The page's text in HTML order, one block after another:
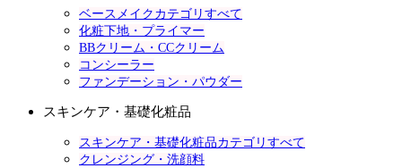
ベースメイクカテゴリすべて
化粧下地・プライマー
BBクリーム・CCクリーム
コンシーラー
ファンデーション・パウダー
スキンケア・基礎化粧品
スキンケア・基礎化粧品カテゴリすべて
クレンジング・洗顔料